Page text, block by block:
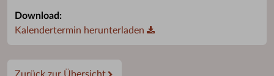
Download:
Kalendertermin herunterladen